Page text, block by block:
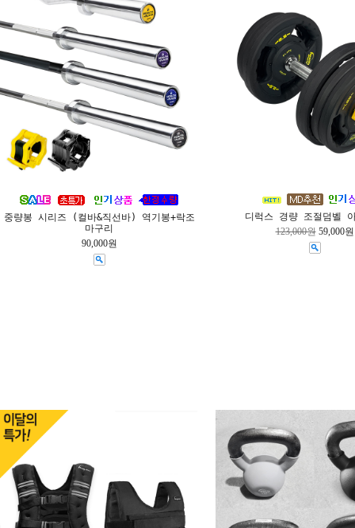
중량봉 시리즈 (컬바&직선바) 역기봉+락조
마구리
90,000원
디럭스 경량 조절덤벨
123,000원 59,000원